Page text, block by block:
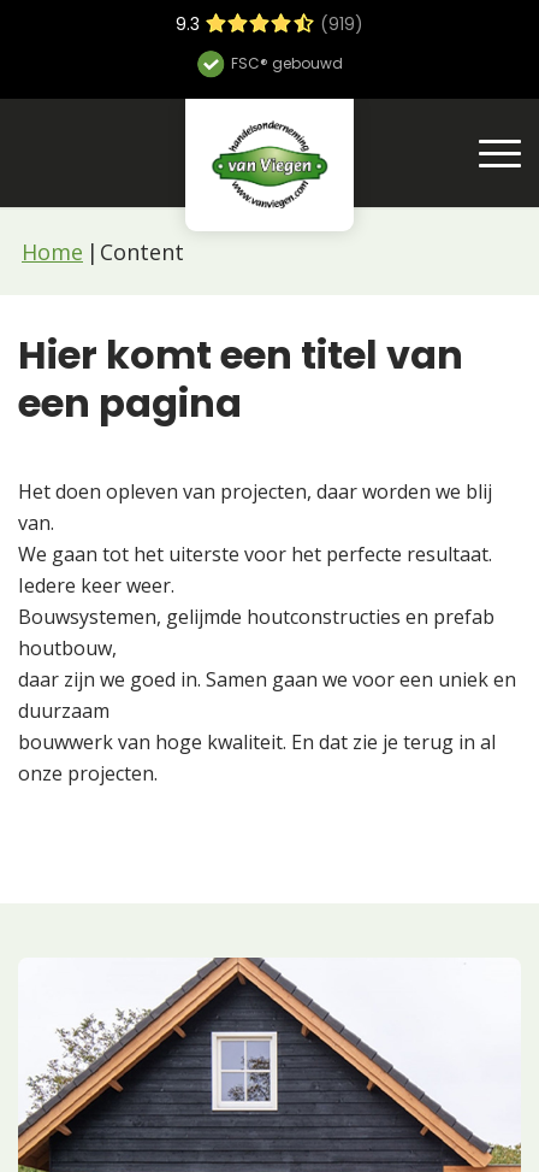
9.3 (919)
FSC® gebouwd
Home Content
Hier komt een titel van
een pagina
Het doen opleven van projecten, daar worden we blij
van.
We gaan tot het uiterste voor het perfecte resultaat.
Iedere keer weer.
Bouwsystemen, gelijmde houtconstructies en prefab
houtbouw,
daar zijn we goed in. Samen gaan we voor een uniek en
duurzaam
bouwwerk van hoge kwaliteit. En dat zie je terug in al
onze projecten.